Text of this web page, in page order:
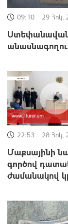
09:10 29 Հոկ,
22:53 28 Հոկ,
Մաքսայինի
գործով
ժամանակով